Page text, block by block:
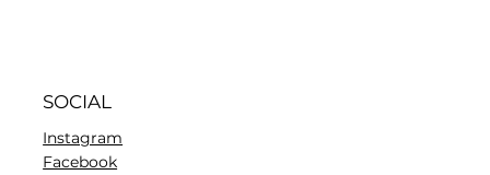
SOCIAL
Instagram
Facebook